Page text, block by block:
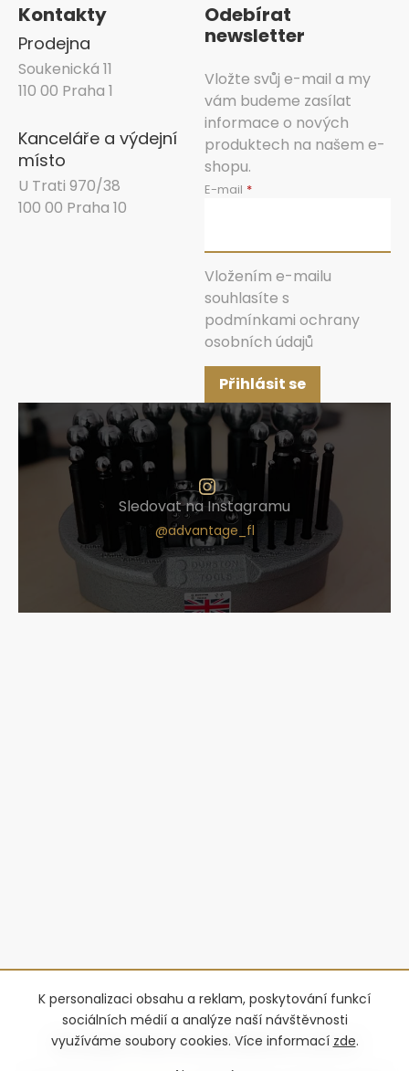
K personalizaci obsahu a reklam, poskytování funkcí
sociálních médií a analýze naší návštěvnosti
využíváme soubory cookies. Více informací zde.
Kontakty
Prodejna
Soukenická 11
110 00 Praha 1
Kanceláře a výdejní
místo
U Trati 970/38
100 00 Praha 10
Odebírat
newsletter
Vložte svůj e-mail a my
vám budeme zasílat
informace o nových
produktech na našem e-
shopu.
E-mail
Vložením e-mailu
souhlasíte s
podmínkami ochrany
osobních údajů
Přihlásit se
Sledovat na Instagramu